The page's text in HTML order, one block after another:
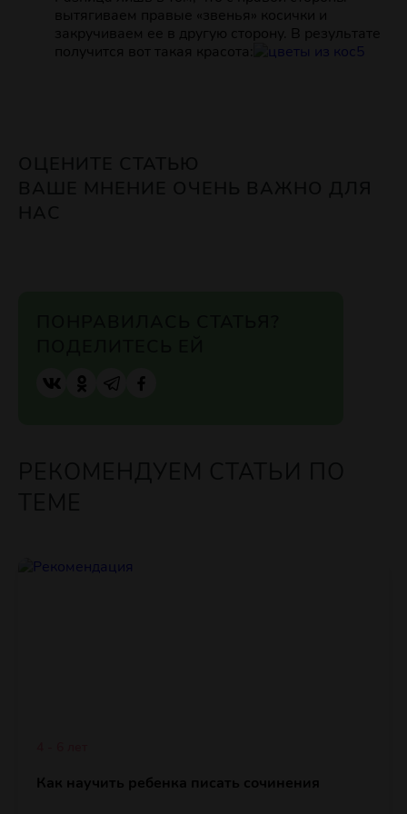
вытягиваем правые «звенья» косички и
закручиваем ее в другую сторону. В результате
получится вот такая красота:
Как научить ребенка писать сочинения